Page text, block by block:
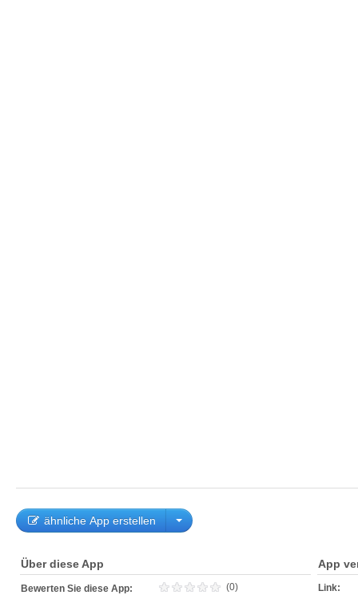
ähnliche App erstellen
Über diese App
Bewerten Sie diese App: (0)
App
Link: